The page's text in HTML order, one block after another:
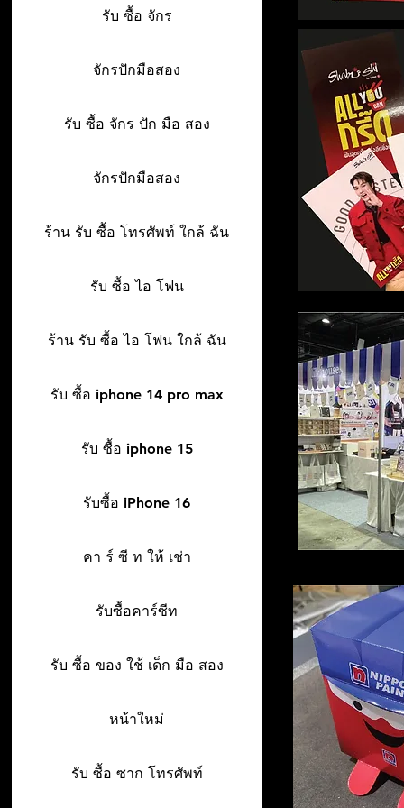
รับ ซื้อ จักร
จักรปักมือสอง
รับ ซื้อ จักร ปัก มือ สอง
จักรปักมือสอง
ร้าน รับ ซื้อ โทรศัพท์ ใกล้ ฉัน
รับ ซื้อ ไอ โฟน
ร้าน รับ ซื้อ ไอ โฟน ใกล้ ฉัน
รับ ซื้อ iphone 14 pro max
รับ ซื้อ iphone 15
รับซื้อ iPhone 16
คา ร์ ซี ท ให้ เช่า
รับซื้อคาร์ซีท
รับ ซื้อ ของ ใช้ เด็ก มือ สอง
หน้าใหม่
รับ ซื้อ ซาก โทรศัพท์